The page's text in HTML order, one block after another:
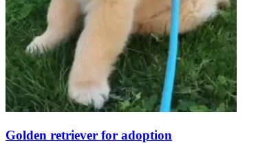
Golden retriever for adoption